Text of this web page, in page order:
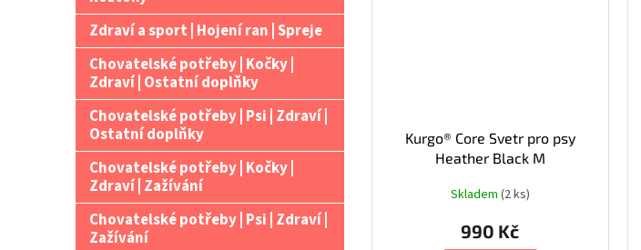
Zdraví a sport | Hojení ran | Spreje
Chovatelské potřeby | Kočky |
Zdraví | Ostatní doplňky
Chovatelské potřeby | Psi | Zdraví |
Ostatní doplňky
Chovatelské potřeby | Kočky |
Zdraví | Zažívání
Chovatelské potřeby | Psi | Zdraví |
Zažívání
Kurgo® Core Svetr pro psy
Heather Black M
Skladem (2 ks)
990 Kč